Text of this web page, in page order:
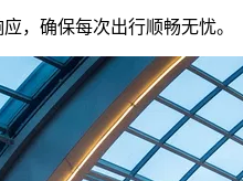
，确保每次出行顺畅无忧。